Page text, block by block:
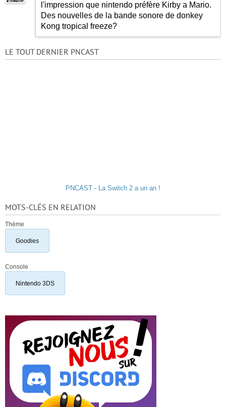
l'impression que nintendo préfère Kirby a Mario.
Des nouvelles de la bande sonore de donkey
Kong tropical freeze?
LE TOUT DERNIER PNCAST
PNCAST - La Switch 2 a un an !
MOTS-CLÉS EN RELATION
Thème
Goodies
Console
Nintendo 3DS